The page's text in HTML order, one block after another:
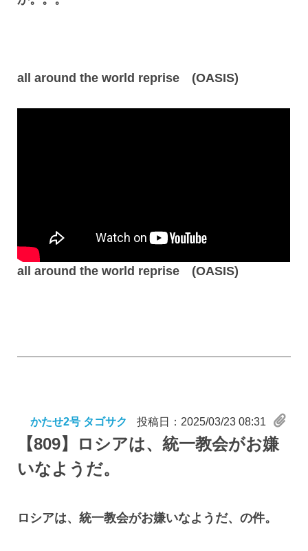
all around the world reprise (OASIS)
all around the world reprise (OASIS)
かたせ2号 タゴサク 投稿日：2025/03/23 08:31
【809】
ロシアは、統一教会がお嫌
いなようだ。
ロシアは、統一教会がお嫌いなようだ、の件。